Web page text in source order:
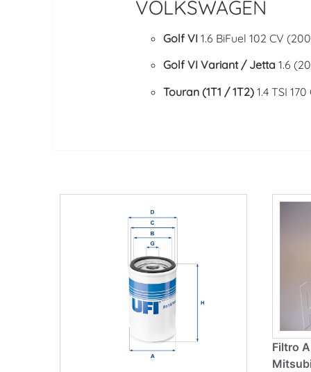
VOLKSWAGEN
Golf VI1.6 BiFuel 102 CV
Golf VI Variant / Jetta 1.6
Touran (1T1 / 1T2)1.4 TSI
Filtro